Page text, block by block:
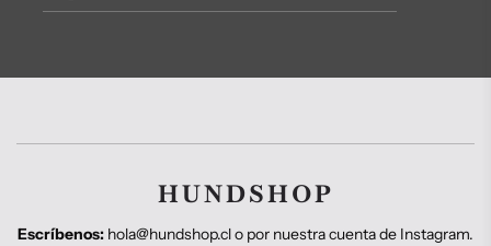
HUNDSHOP
Escríbenos: hola@hundshop.cl o por nuestra cuenta de Instagram.